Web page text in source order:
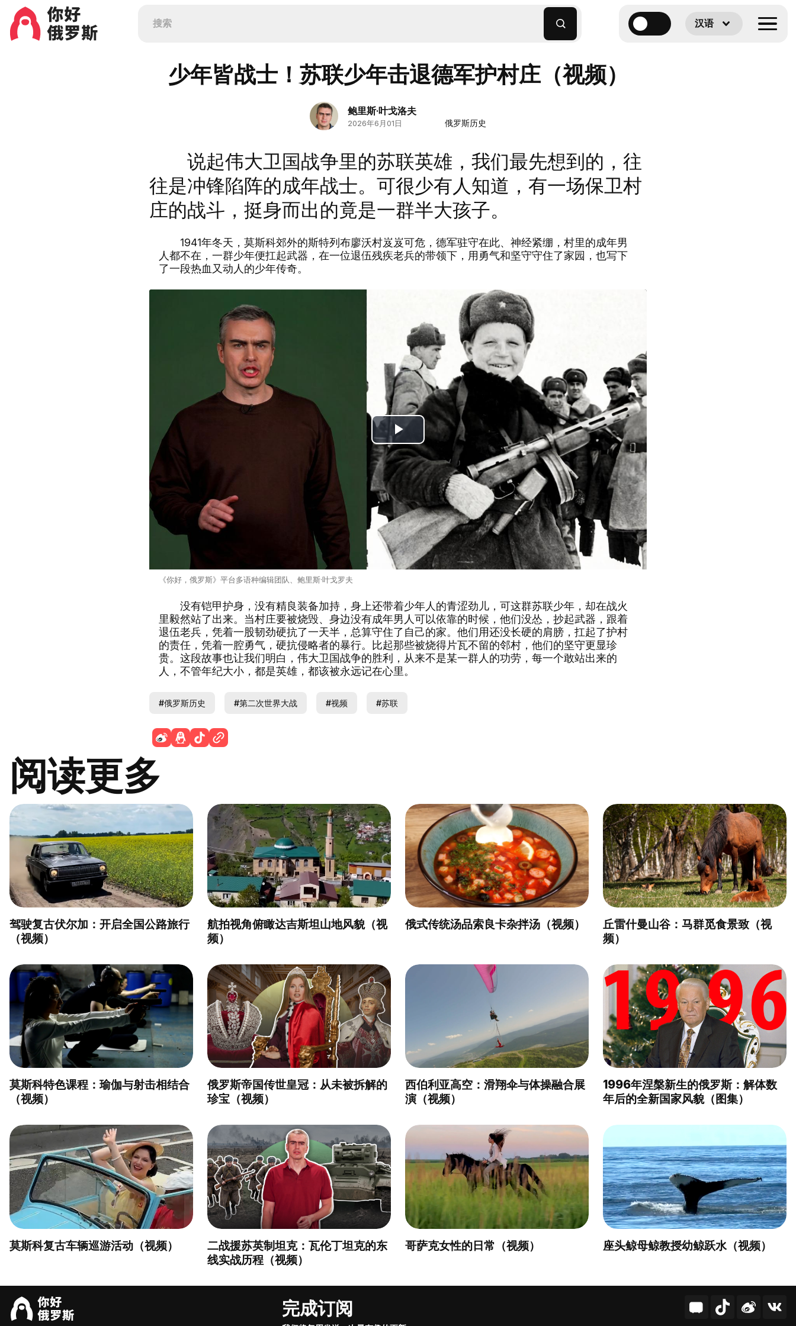
汉语
少年皆战士！苏联少年击退德军护村庄（视频）
鲍里斯·叶戈洛夫
2026年6月01日 俄罗斯历史
说起伟大卫国战争里的苏联英雄，我们最先想到的，往
往是冲锋陷阵的成年战士。可很少有人知道，有一场保卫村
庄的战斗，挺身而出的竟是一群半大孩子。
1941年冬天，莫斯科郊外的斯特列布廖沃村岌岌可危，德军驻守在此、神经紧绷，村里的成年男
人都不在，一群少年便扛起武器，在一位退伍残疾老兵的带领下，用勇气和坚守守住了家园，也写下
了一段热血又动人的少年传奇。
Play
Video
《你好，俄罗斯》平台多语种编辑团队、鲍里斯·叶戈罗夫
没有铠甲护身，没有精良装备加持，身上还带着少年人的青涩劲儿，可这群苏联少年，却在战火
里毅然站了出来。当村庄要被烧毁、身边没有成年男人可以依靠的时候，他们没怂，抄起武器，跟着
退伍老兵，凭着一股韧劲硬抗了一天半，总算守住了自己的家。他们用还没长硬的肩膀，扛起了护村
的责任，凭着一腔勇气，硬抗侵略者的暴行。比起那些被烧得片瓦不留的邻村，他们的坚守更显珍
贵。这段故事也让我们明白，伟大卫国战争的胜利，从来不是某一群人的功劳，每一个敢站出来的
人，不管年纪大小，都是英雄，都该被永远记在心里。
#俄罗斯历史 #第二次世界大战 #视频 #苏联
阅读更多
驾驶复古伏尔加：开启全国公路旅行
（视频）
航拍视角俯瞰达吉斯坦山地风貌（视
频）
俄式传统汤品索良卡杂拌汤（视频）
丘雷什曼山谷：马群觅食景致（视
频）
莫斯科特色课程：瑜伽与射击相结合
（视频）
俄罗斯帝国传世皇冠：从未被拆解的
珍宝（视频）
西伯利亚高空：滑翔伞与体操融合展
演（视频）
1996年涅槃新生的俄罗斯：解体数
年后的全新国家风貌（图集）
莫斯科复古车辆巡游活动（视频）
二战援苏英制坦克：瓦伦丁坦克的东
线实战历程（视频）
哥萨克女性的日常（视频） 座头鲸母鲸教授幼鲸跃水（视频）
完成订阅